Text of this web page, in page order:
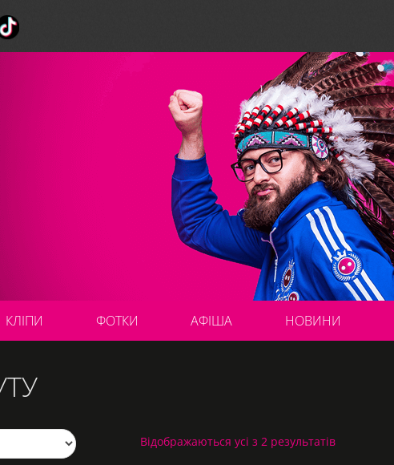
КЛІПИ ФОТКИ АФІША НОВИНИ
Відображаються усі з 2 результатів